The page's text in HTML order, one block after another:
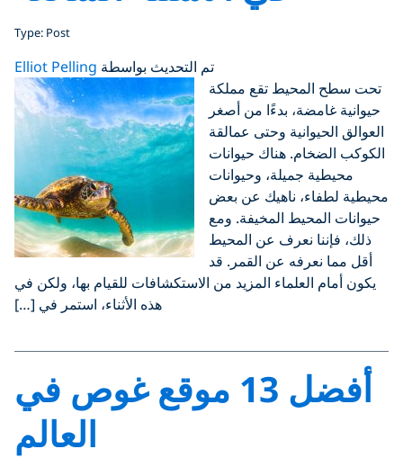
Type: Post
تم التحديث بواسطة Elliot Pelling
تحت سطح المحيط تقع مملكة
حيوانية غامضة، بدءًا من أصغر
العوالق الحيوانية وحتى عمالقة
الكوكب الضخام. هناك حيوانات
محيطية جميلة، وحيوانات
محيطية لطفاء، ناهيك عن بعض
حيوانات المحيط المخيفة. ومع
ذلك، فإننا نعرف عن المحيط
أقل مما نعرفه عن القمر. قد
يكون أمام العلماء المزيد من الاستكشافات للقيام بها، ولكن في
هذه الأثناء، استمر في […]
أفضل 13 موقع غوص في
العالم